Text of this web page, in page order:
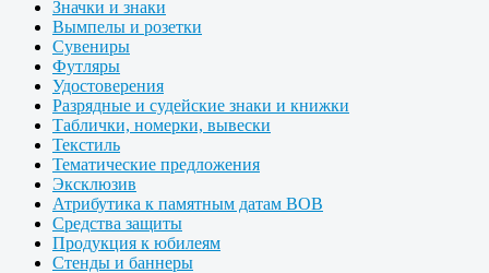
Значки и знаки
Вымпелы и розетки
Сувениры
Футляры
Удостоверения
Разрядные и судейские знаки и книжки
Таблички, номерки, вывески
Текстиль
Тематические предложения
Эксклюзив
Атрибутика к памятным датам ВОВ
Средства защиты
Продукция к юбилеям
Стенды и баннеры